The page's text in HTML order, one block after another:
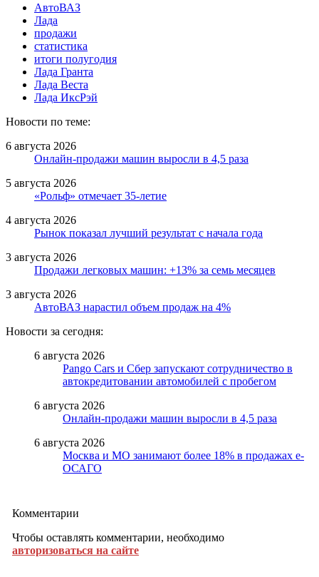
АвтоВАЗ
Лада
продажи
статистика
итоги полугодия
Лада Гранта
Лада Веста
Лада ИксРэй
Новости по теме:
6 августа 2026
Онлайн-продажи машин выросли в 4,5 раза
5 августа 2026
«Рольф» отмечает 35-летие
4 августа 2026
Рынок показал лучший результат с начала года
3 августа 2026
Продажи легковых машин: +13% за семь месяцев
3 августа 2026
АвтоВАЗ нарастил объем продаж на 4%
Новости за сегодня:
6 августа 2026
Pango Cars и Сбер запускают сотрудничество в
автокредитовании автомобилей с пробегом
6 августа 2026
Онлайн-продажи машин выросли в 4,5 раза
6 августа 2026
Москва и МО занимают более 18% в продажах е-
ОСАГО
Комментарии
Чтобы оставлять комментарии, необходимо
авторизоваться на сайте